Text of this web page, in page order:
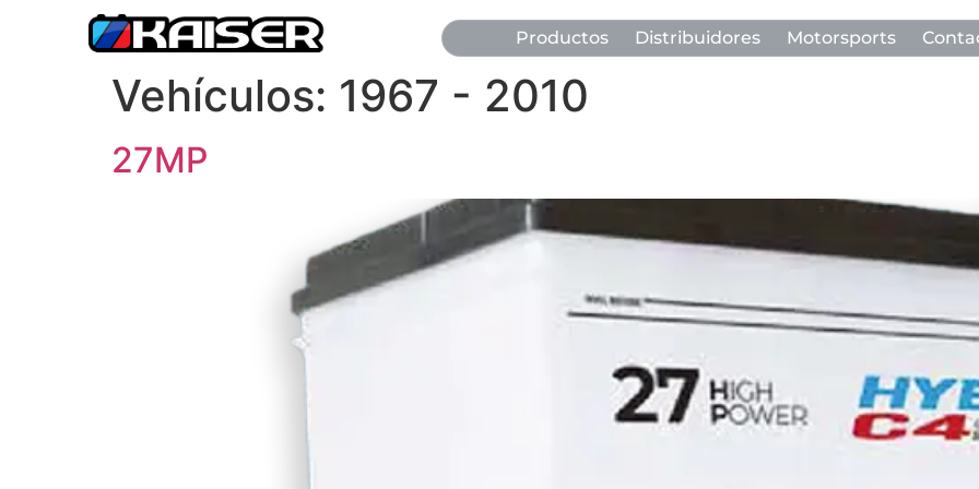
Productos Distribuidores Motorsports
Vehículos: 1967 - 2010
27MP